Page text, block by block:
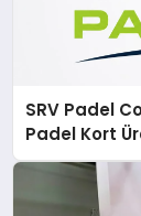
SRV Padel
Padel Kort